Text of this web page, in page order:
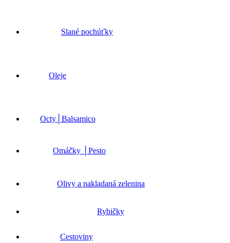
Slané pochúťky
Oleje
Octy│Balsamico
Omáčky │Pesto
Olivy a nakladaná zelenina
Rybičky
Cestoviny